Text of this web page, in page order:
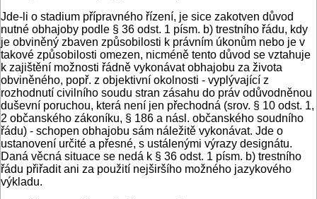
Jde-li o stadium přípravného řízení, je sice zakotven důvod
nutné obhajoby podle § 36 odst. 1 písm. b) trestního řádu, kdy
je obviněný zbaven způsobilosti k právním úkonům nebo je v
takové způsobilosti omezen, nicméně tento důvod se vztahuje
k zajištění možnosti řádně vykonávat obhajobu za života
obviněného, popř. z objektivní okolnosti - vyplývající z
rozhodnutí civilního soudu stran zásahu do práv odůvodněnou
duševní poruchou, která není jen přechodná (srov. § 10 odst. 1,
2 občanského zákoníku, § 186 a násl. občanského soudního
řádu) - schopen obhajobu sám náležitě vykonávat. Jde o
ustanovení určité a přesné, s ustálenými výrazy designátu.
Daná věcná situace se nedá k § 36 odst. 1 písm. b) trestního
řádu přiřadit ani za použití nejširšího možného jazykového
výkladu.